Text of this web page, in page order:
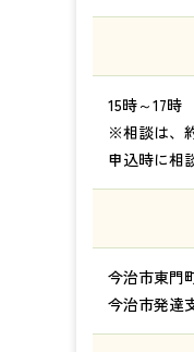
15時～17時
※相談は、
申込時に相
今治市東門
今治市発達